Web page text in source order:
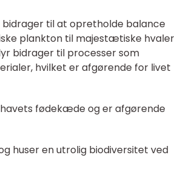
til at opretholde balance
plankton til majestætiske hvaler
bidrager til processer som
hvilket er afgørende for livet
havets fødekæde og er afgørende
huser en utrolig biodiversitet ved